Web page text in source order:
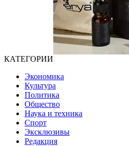
КАТЕГОРИИ
Экономика
Культура
Политика
Общество
Наука и техника
Спорт
Эксклюзивы
Редакция